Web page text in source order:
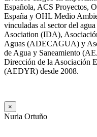
Española, ACS Proyectos,
España y OHL Medio
vinculadas al sector del
Asociation (IDA),
Aguas (ADECAGUA) y
de Agua y Saneamiento
Dirección de la Asociación
(AEDYR) desde 2008.
×
Nuria Ortuño